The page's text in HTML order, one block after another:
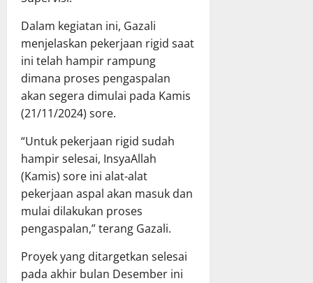
Dalam kegiatan ini, Gazali
menjelaskan pekerjaan rigid saat
ini telah hampir rampung
dimana proses pengaspalan
akan segera dimulai pada Kamis
(21/11/2024) sore.
“Untuk pekerjaan rigid sudah
hampir selesai, InsyaAllah
(Kamis) sore ini alat-alat
pekerjaan aspal akan masuk dan
mulai dilakukan proses
pengaspalan,” terang Gazali.
Proyek yang ditargetkan selesai
pada akhir bulan Desember ini